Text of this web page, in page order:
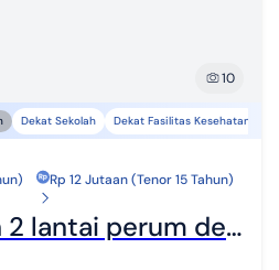
10
Dekat Sekolah Dekat Fasilitas Kesehatan
Rp 12 Jutaan (Tenor 15 Tahun)
Rumah mewah 2 lantai perum dekat kampus UMP, UHB, Rs Margono Purwokerto